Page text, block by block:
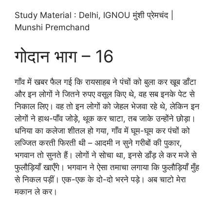
Study Material : Delhi, IGNOU मुंशी प्रेमचंद |
Munshi Premchand
गोदान भाग – 16
गाँव में खबर फैल गई कि रायसाहब ने पंचों को बुला कर खूब डाँटा
और इन लोगों ने जितने रुपए वसूल किए थे, वह सब इनके पेट से
निकाल लिए। वह तो इन लोगों को जेहल भेजवा रहे थे, लेकिन इन
लोगों ने हाथ-पाँव जोड़े, थूक कर चाटा, तब जाके उन्होंने छोड़ा।
धनिया का कलेजा शीतल हो गया, गाँव में घूम-घूम कर पंचों को
लज्जित करती फिरती थी – आदमी न सुने गरीबों की पुकार,
भगवान तो सुनते हैं। लोगों ने सोचा था, इनसे डाँड़ ले कर मजे से
फुलौड़ियाँ खाएँगे। भगवान ने ऐसा तमाचा लगाया कि फुलौड़ियाँ मुँह
से निकल पड़ीं। एक-एक के दो-दो भरने पड़े। अब चाटो मेरा
मकान ले कर।